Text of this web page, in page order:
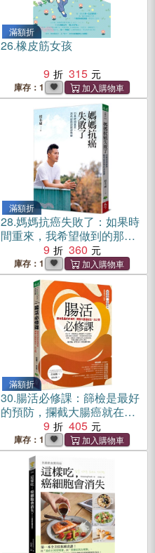
滿額折
26.橡皮筋女孩
9
315
庫存：1
滿額折
28.媽媽抗癌失敗了：如果時
間重來，我希望做到的那些
9 360
庫存：1
滿額折
30.腸活必修課：篩檢是最好
的預防，攔截大腸癌就在一
9 405
庫存：1